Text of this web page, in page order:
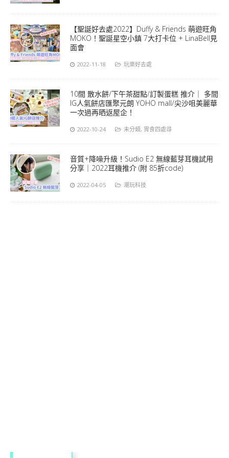
【聖誕好去處2022】Duffy & Friends 萌遊旺角
MOKO！聖誕星空小鎮 7大打卡位 + LinaBell見
面會
2022-11-18 玩樂好去處
10間 散水餅/下午茶甜點/訂製蛋糕 推介｜ 多間
IG人氣餅店匯聚元朗 YOHO mall/尖沙咀美麗華
一次過再晒返屋企！
2022-10-24 未分類, 胃食四處尋
音質+降噪升級！Sudio E2 無線藍芽耳機試用
分享｜2022耳機推介 (附 85折code)
2022-04-05 潮玩科技